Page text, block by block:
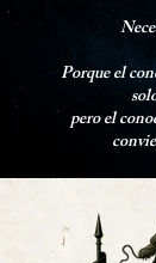
Porque el
pero el